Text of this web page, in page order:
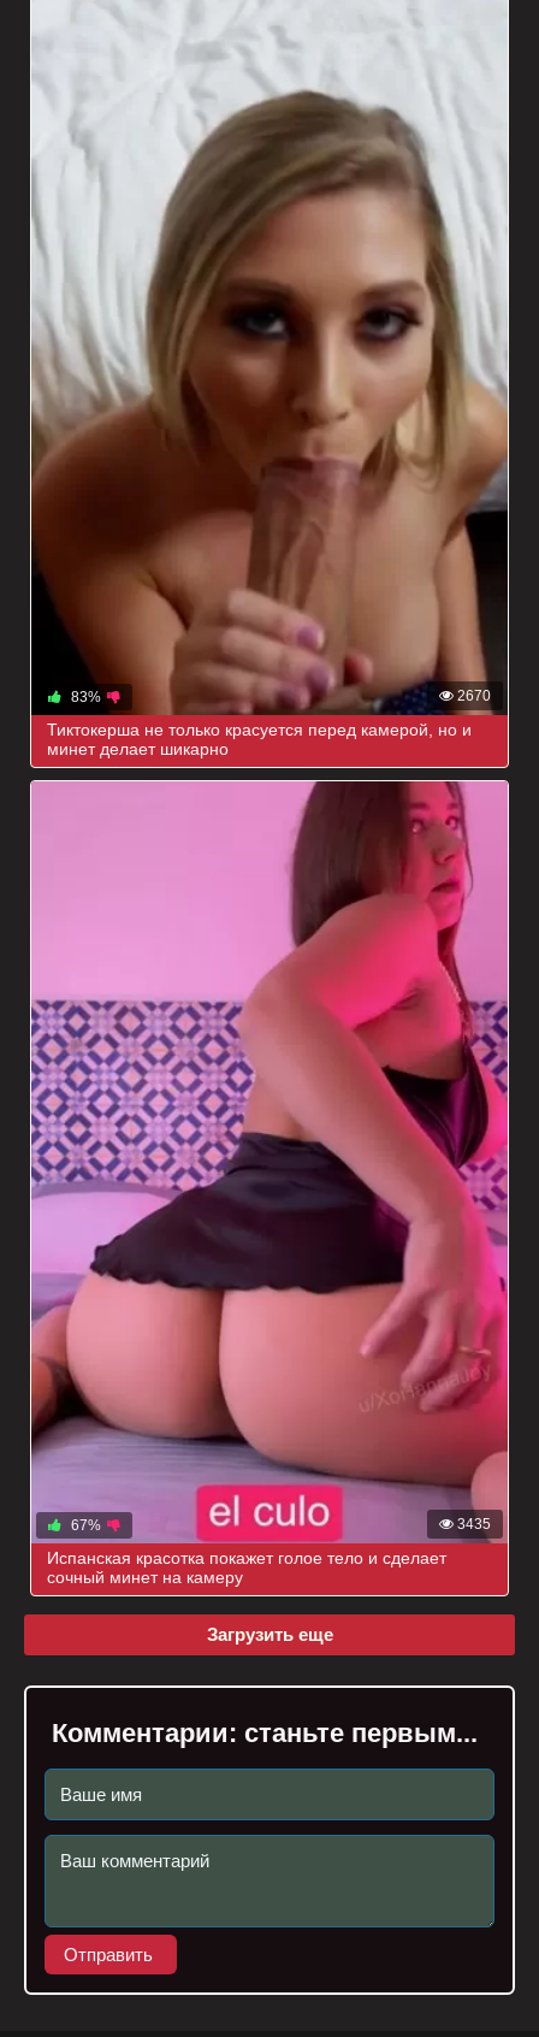
2670
83%
Тиктокерша не только красуется перед камерой, но и
минет делает шикарно
3435
67%
Испанская красотка покажет голое тело и сделает
сочный минет на камеру
Загрузить еще
Комментарии: станьте первым...
Отправить